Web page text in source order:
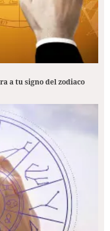
a tu signo del zodiaco